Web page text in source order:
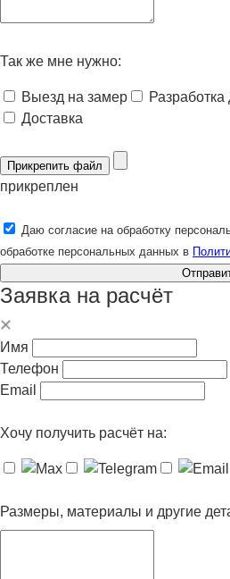
Так же мне нужно:
Выезд на замер Разработка
Доставка
Прикрепить файл
прикреплен
Даю согласие на обработку
обработке персональных данных в
Заявка на расчёт
Имя
Телефон
Email
Хочу получить расчёт на:
Размеры, материалы и другие